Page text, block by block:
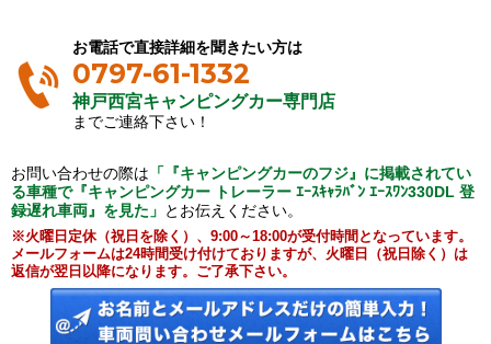
お電話で直接詳細を聞きたい方は
0797-61-1332
神戸西宮キャンピングカー専門店
までご連絡下さい！
お問い合わせの際は 「『キャンピングカーのフジ』に掲載されてい
る車種で『キャンピングカー トレーラー ｴｰｽｷｬﾗﾊﾞﾝ ｴｰｽﾜﾝ330DL 登
録遅れ車両』を見た」 とお伝えください。
※火曜日定休（祝日を除く）、9:00～18:00が受付時間となっています。
メールフォームは24時間受け付けておりますが、火曜日（祝日除く）は
返信が翌日以降になります。ご了承下さい。